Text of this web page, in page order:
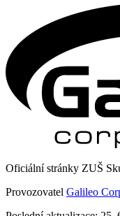
Oficiální stránky ZUŠ
Provozovatel Galileo